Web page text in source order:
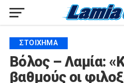
ΣΤΟΊΧΗΜΑ
Βόλος – Λαμία:
βαθμούς οι